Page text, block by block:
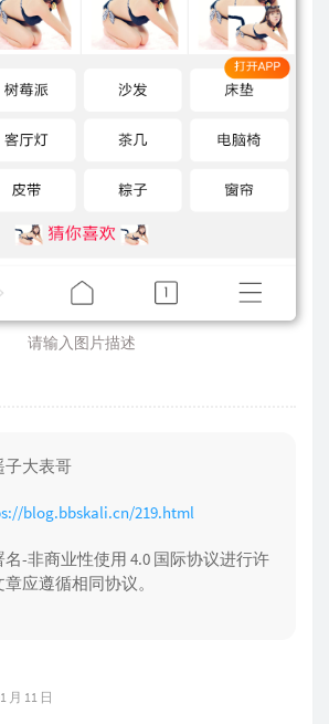
请输入图片描述
子大表哥
blog.bbskali.cn/219.html
-非商业性使用 4.0 国际协议进行许
应遵循相同协议。
月 11 日